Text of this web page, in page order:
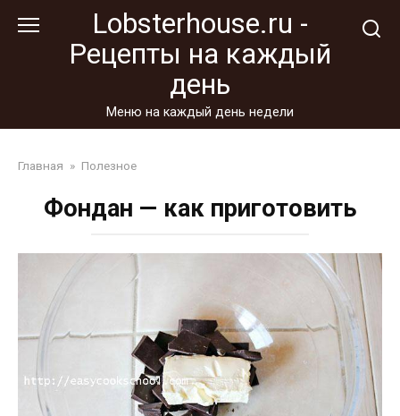
Lobsterhouse.ru -
Рецепты на каждый
день
Меню на каждый день недели
Главная » Полезное
Фондан — как приготовить